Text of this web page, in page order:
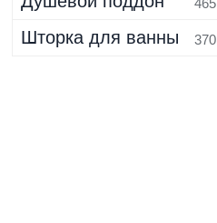
465
Шторка для ванны 370